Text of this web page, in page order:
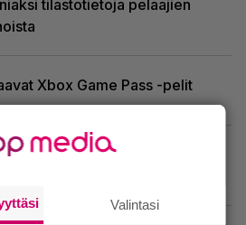
tilastotietoja pelaajien
Xbox Game Pass -pelit
Arabiaan – yhtiöltä odotetaan
Valintasi